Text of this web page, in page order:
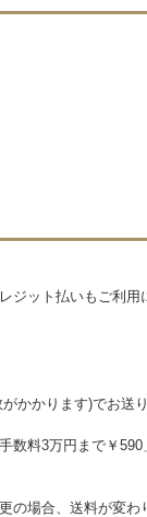
ット払いもご利用
かかります)でお送り
数料3万円まで￥
場合、送料が変わ